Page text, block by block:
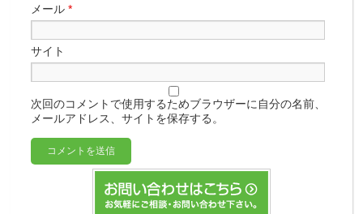
メール*
サイト
次回のコメントで使用するためブラウザーに自分の名前、
メールアドレス、サイトを保存する。